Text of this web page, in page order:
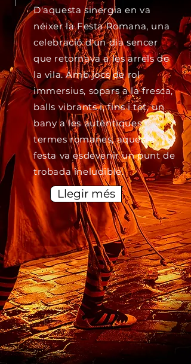
D'aquesta sinergia en va
néixer la Festa Romana, una
celebració d'un dia sencer
que retornava a les arrels de
la vila. Amb jocs de rol
immersius, sopars a la fresca,
balls vibrants i, fins i tot, un
bany a les autèntiques
termes romanes, aquesta
festa va esdevenir un punt de
trobada ineludible.
Llegir més